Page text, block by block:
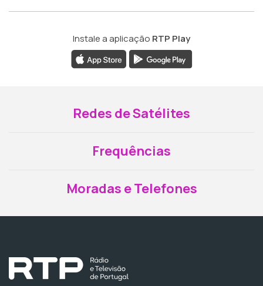
Instale a aplicação RTP Play
Redes de Satélites
Frequências
Moradas e Telefones